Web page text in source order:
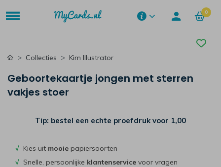
0
Collecties Kim Illustrator
Geboortekaartje jongen met sterren
vakjes stoer
Tip: bestel een echte proefdruk voor 1,00
√ Kies uit mooie papiersoorten
√ Snelle, persoonlijke klantenservice voor vragen